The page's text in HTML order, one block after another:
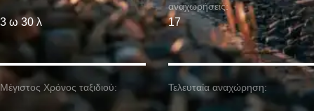
3 ω 30 λ
Μέγιστος Χρόνος ταξιδιού:
αναχωρήσεις:
17
Τελευταία αναχώρηση: